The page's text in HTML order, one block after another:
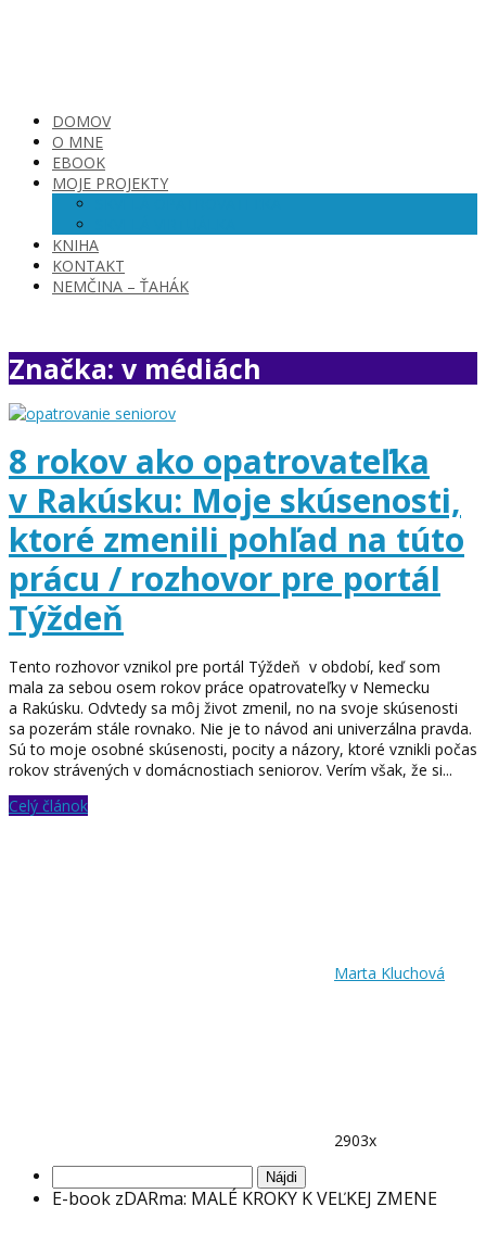
DOMOV
O MNE
EBOOK
MOJE PROJEKTY
KNIHA
KONTAKT
NEMČINA – ŤAHÁK
Značka: v médiách
8 rokov ako opatrovateľka
v Rakúsku: Moje skúsenosti,
ktoré zmenili pohľad na túto
prácu / rozhovor pre portál
Týždeň
Tento rozhovor vznikol pre portál Týždeň v období, keď som
mala za sebou osem rokov práce opatrovateľky v Nemecku
a Rakúsku. Odvtedy sa môj život zmenil, no na svoje skúsenosti
sa pozerám stále rovnako. Nie je to návod ani univerzálna pravda.
Sú to moje osobné skúsenosti, pocity a názory, ktoré vznikli počas
rokov strávených v domácnostiach seniorov. Verím však, že si...
Celý článok
Marta Kluchová
2903x
E-book zDARma: MALÉ KROKY K VEĽKEJ ZMENE